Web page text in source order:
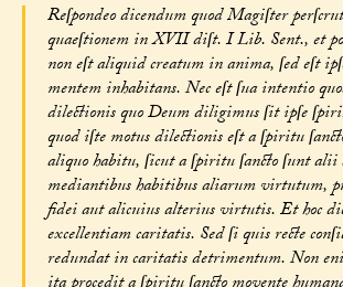
Reſpondeo dicendum quod Magiſter
quaeſtionem in XVII diſt. I Lib. Sent., et
non eſt aliquid creatum in anima, ſed eſt
mentem inhabitans. Nec eſt ſua intentio
dilectionis quo Deum diligimus ſit ipſe
quod iſte motus dilectionis eſt a ſpiritu
aliquo habitu, ſicut a ſpiritu ſancto ſunt
mediantibus habitibus aliarum virtutum,
fidei aut alicuius alterius virtutis. Et hoc
excellentiam caritatis. Sed ſi quis recte
redundat in caritatis detrimentum. Non